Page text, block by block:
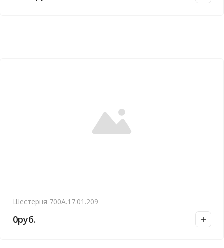
Шестерня 700А.17.01.209
0руб.